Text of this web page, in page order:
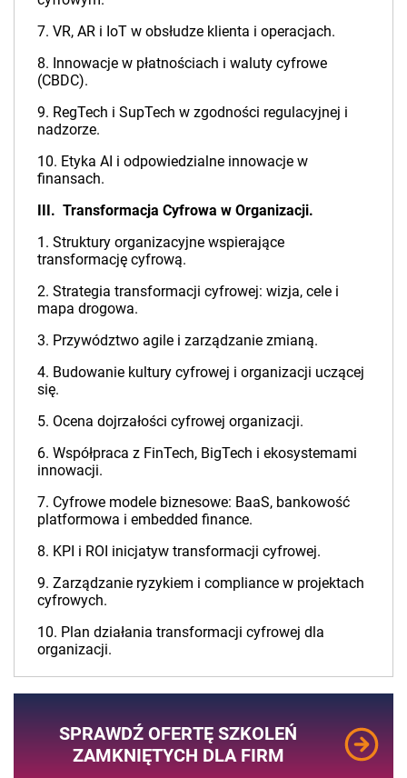
7. VR, AR i IoT w obsłudze klienta i operacjach.
8. Innowacje w płatnościach i waluty cyfrowe
(CBDC).
9. RegTech i SupTech w zgodności regulacyjnej i
nadzorze.
10. Etyka AI i odpowiedzialne innowacje w
finansach.
III. Transformacja Cyfrowa w Organizacji.
1. Struktury organizacyjne wspierające
transformację cyfrową.
2. Strategia transformacji cyfrowej: wizja, cele i
mapa drogowa.
3. Przywództwo agile i zarządzanie zmianą.
4. Budowanie kultury cyfrowej i organizacji uczącej
się.
5. Ocena dojrzałości cyfrowej organizacji.
6. Współpraca z FinTech, BigTech i ekosystemami
innowacji.
7. Cyfrowe modele biznesowe: BaaS, bankowość
platformowa i embedded finance.
8. KPI i ROI inicjatyw transformacji cyfrowej.
9. Zarządzanie ryzykiem i compliance w projektach
cyfrowych.
10. Plan działania transformacji cyfrowej dla
organizacji.
SPRAWDŹ OFERTĘ SZKOLEŃ
ZAMKNIĘTYCH DLA FIRM